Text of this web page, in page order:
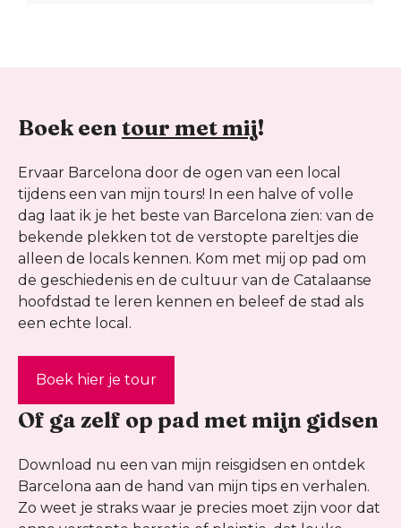
Boek een tour met mij!
Ervaar Barcelona door de ogen van een local
tijdens een van mijn tours! In een halve of volle
dag laat ik je het beste van Barcelona zien: van de
bekende plekken tot de verstopte pareltjes die
alleen de locals kennen. Kom met mij op pad om
de geschiedenis en de cultuur van de Catalaanse
hoofdstad te leren kennen en beleef de stad als
een echte local.
Boek hier je tour
Of ga zelf op pad met mijn gidsen
Download nu een van mijn reisgidsen en ontdek
Barcelona aan de hand van mijn tips en verhalen.
Zo weet je straks waar je precies moet zijn voor dat